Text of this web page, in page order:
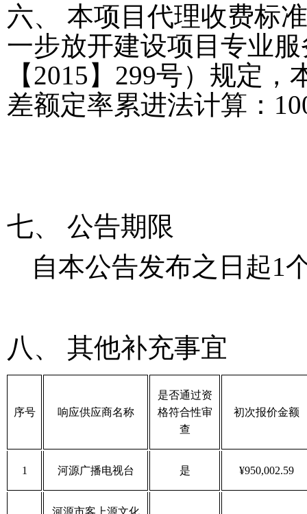
六、 本项目代理收费标
一步放开建设项目专业
【2015】299号）规定，
差额定率累进法计算：
七、 公告期限
自本公告发布之日起1
八、 其他补充事宜
序号 响应供应商名称
是否通过资
格符合性审
查
初次报价金额
1 河源广播电视台 是 ¥950,002.59
河源市客上源文化